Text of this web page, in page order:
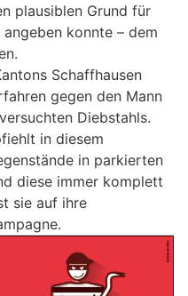
plausiblen Grund für
konnte – dem
Schaffhausen
gegen den Mann
Diebstahls.
in diesem
in parkierten
diese immer komplett
sie auf ihre